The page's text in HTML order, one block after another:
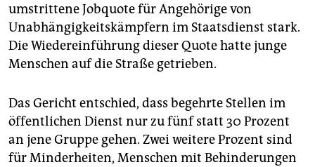
umstrittene Jobquote für Angehörige von
Unabhängigkeitskämpfern im Staatsdienst stark.
Die Wiedereinführung dieser Quote hatte junge
Menschen auf die Straße getrieben.
Das Gericht entschied, dass begehrte Stellen im
öffentlichen Dienst nur zu fünf statt 30 Prozent
an jene Gruppe gehen. Zwei weitere Prozent sind
für Minderheiten, Menschen mit Behinderungen